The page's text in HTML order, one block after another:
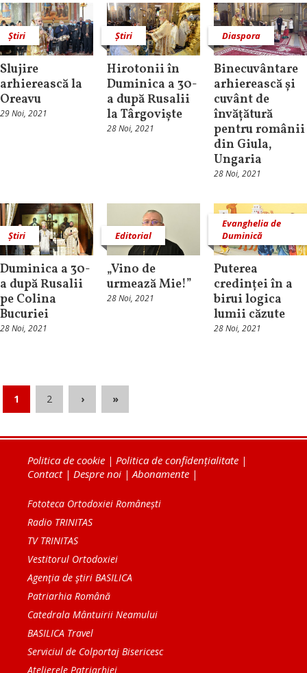
Știri
Slujire
arhierească la
Oreavu
29 Noi, 2021
Știri
Hirotonii în
Duminica a 30-
a după Rusalii
la Târgoviște
28 Noi, 2021
Diaspora
Binecuvântare
arhierească și
cuvânt de
învățătură
pentru românii
din Giula,
Ungaria
28 Noi, 2021
Știri
Duminica a 30-
a după Rusalii
pe Colina
Bucuriei
28 Noi, 2021
Editorial
„Vino de
urmează Mie!”
28 Noi, 2021
Evanghelia de
Duminică
Puterea
credinței în a
birui logica
lumii căzute
28 Noi, 2021
1 2 › »
Politica de cookie | Politica de confidențialitate |
Contact| Despre noi |Abonamente |
Fototeca Ortodoxiei Românești
Radio TRINITAS
TV TRINITAS
Vestitorul Ortodoxiei
Agenţia de ştiri BASILICA
Patriarhia Română
Catedrala Mântuirii Neamului
BASILICA Travel
Serviciul de Colportaj Bisericesc
Atelierele Patriarhiei